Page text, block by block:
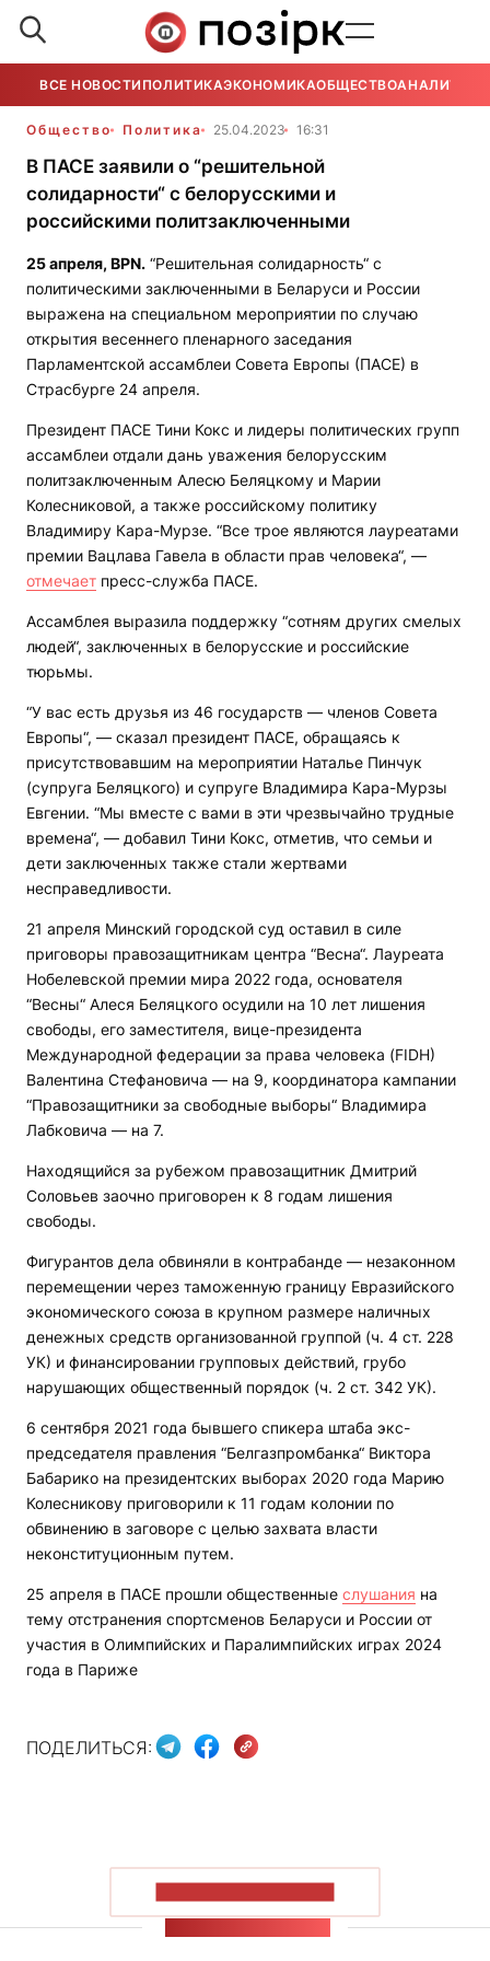
ВСЕ НОВОСТИ ПОЛИТИКАЭКОНОМИКАОБЩЕСТВОАНАЛИТИКА
Общество Политика 25.04.2023 16:31
В ПАСЕ заявили о “решительной
солидарности“ с белорусскими и
российскими политзаключенными
25 апреля, BPN. “Решительная солидарность“ с
политическими заключенными в Беларуси и России
выражена на специальном мероприятии по случаю
открытия весеннего пленарного заседания
Парламентской ассамблеи Совета Европы (ПАСЕ) в
Страсбурге 24 апреля.
Президент ПАСЕ Тини Кокс и лидеры политических групп
ассамблеи отдали дань уважения белорусским
политзаключенным Алесю Беляцкому и Марии
Колесниковой, а также российскому политику
Владимиру Кара-Мурзе. “Все трое являются лауреатами
премии Вацлава Гавела в области прав человека“, —
отмечает пресс-служба ПАСЕ.
Ассамблея выразила поддержку “сотням других смелых
людей“, заключенных в белорусские и российские
тюрьмы.
“У вас есть друзья из 46 государств — членов Совета
Европы“, — сказал президент ПАСЕ, обращаясь к
присутствовавшим на мероприятии Наталье Пинчук
(супруга Беляцкого) и супруге Владимира Кара-Мурзы
Евгении. “Мы вместе с вами в эти чрезвычайно трудные
времена“, — добавил Тини Кокс, отметив, что семьи и
дети заключенных также стали жертвами
несправедливости.
21 апреля Минский городской суд оставил в силе
приговоры правозащитникам центра “Весна“. Лауреата
Нобелевской премии мира 2022 года, основателя
“Весны“ Алеся Беляцкого осудили на 10 лет лишения
свободы, его заместителя, вице-президента
Международной федерации за права человека (FIDH)
Валентина Стефановича — на 9, координатора кампании
“Правозащитники за свободные выборы“ Владимира
Лабковича — на 7.
Находящийся за рубежом правозащитник Дмитрий
Соловьев заочно приговорен к 8 годам лишения
свободы.
Фигурантов дела обвиняли в контрабанде — незаконном
перемещении через таможенную границу Евразийского
экономического союза в крупном размере наличных
денежных средств организованной группой (ч. 4 ст. 228
УК) и финансировании групповых действий, грубо
нарушающих общественный порядок (ч. 2 ст. 342 УК).
6 сентября 2021 года бывшего спикера штаба экс-
председателя правления “Белгазпромбанка“ Виктора
Бабарико на президентских выборах 2020 года Марию
Колесникову приговорили к 11 годам колонии по
обвинению в заговоре с целью захвата власти
неконституционным путем.
25 апреля в ПАСЕ прошли общественные слушания на
тему отстранения спортсменов Беларуси и России от
участия в Олимпийских и Паралимпийских играх 2024
года в Париже
ПОДЕЛИТЬСЯ: